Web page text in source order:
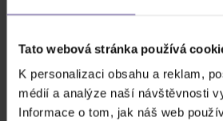
Tato webová stránka používá
K personalizaci obsahu a reklam,
médií a analýze naší návštěvnosti
Informace o tom, jak náš web
Kabát: Original
4CD
Skladem